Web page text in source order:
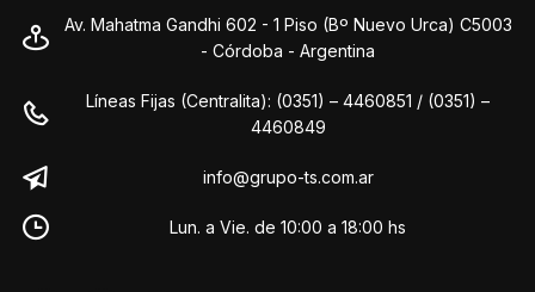
Av. Mahatma Gandhi 602 - 1 Piso (Bº Nuevo Urca) C5003
- Córdoba - Argentina
Líneas Fijas (Centralita): (0351) – 4460851 / (0351) –
4460849
info@grupo-ts.com.ar
Lun. a Vie. de 10:00 a 18:00 hs